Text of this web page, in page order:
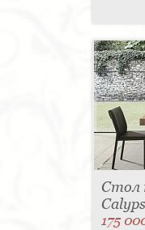
Стол
175